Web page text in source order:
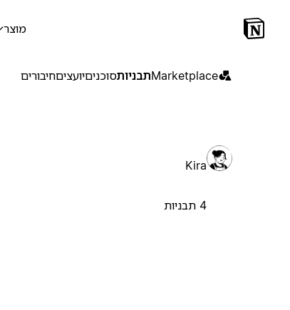
מוצר
Marketplaceתבניותסוכניםיועציםחיבורים
Kira
4 תבניות